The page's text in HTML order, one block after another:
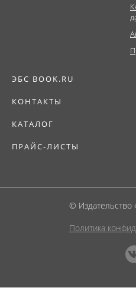
ЭБС BOOK.RU
КОНТАКТЫ
КАТАЛОГ
ПРАЙС-ЛИСТЫ
© Издательство
Политика